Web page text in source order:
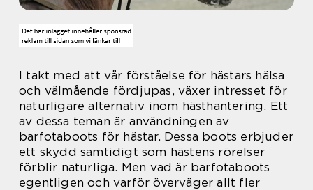
I takt med att vår förståelse för hästars hälsa
och välmående fördjupas, växer intresset för
naturligare alternativ inom hästhantering. Ett
av dessa teman är användningen av
barfotaboots för hästar. Dessa boots erbjuder
ett skydd samtidigt som hästens rörelser
förblir naturliga. Men vad är barfotaboots
egentligen och varför överväger allt fler